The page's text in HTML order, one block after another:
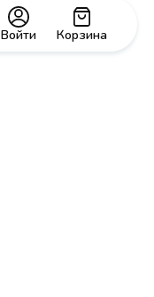
Корзина
Войти